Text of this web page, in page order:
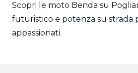
Scopri le moto Benda su
futuristico e potenza su strada
appassionati.